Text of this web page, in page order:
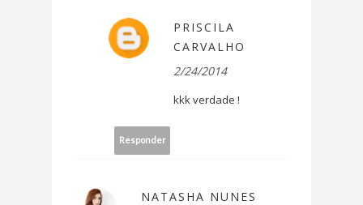
PRISCILA
CARVALHO
2/24/2014
kkk verdade !
Responder
NATASHA NUNES